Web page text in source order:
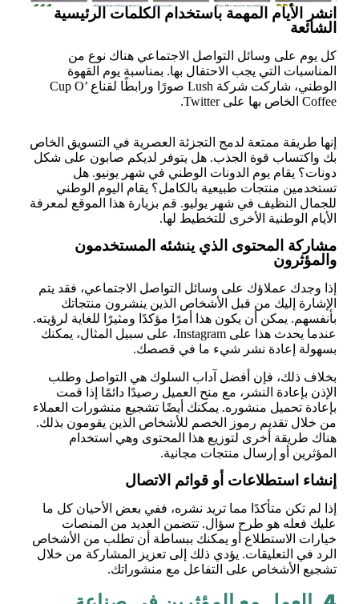
انشر الأيام المهمة باستخدام الكلمات الرئيسية
الشائعة
كل يوم على وسائل التواصل الاجتماعي هناك نوع من
المناسبات التي يجب الاحتفال بها. بمناسبة يوم القهوة
الوطني، شاركت شركة Lush صورًا ورابطًا لقناع Cup O’
Coffee الخاص بها على Twitter.
إنها طريقة ممتعة لدمج التجزئة العصرية في التسويق الخاص
بك واكتساب قوة الجذب. هل يتوفر لديكم صابون على شكل
دونات؟ يقام يوم الدونات الوطني في شهر يونيو. هل
تستخدمين منتجات طبيعية بالكامل؟ يقام اليوم الوطني
للجمال النظيف في شهر يوليو. قم بزيارة هذا الموقع لمعرفة
الأيام الوطنية الأخرى للتخطيط لها.
مشاركة المحتوى الذي ينشئه المستخدمون
والمؤثرون
إذا وجدك عملاؤك على وسائل التواصل الاجتماعي، فقد يتم
الإشارة إليك من قبل الأشخاص الذين ينشرون منتجاتك
بأنفسهم. يمكن أن يكون هذا أمرًا مؤكدًا ومثيرًا للغاية لرؤيته.
عندما يحدث هذا على Instagram، على سبيل المثال، يمكنك
بسهولة إعادة نشر شيء ما في قصصك.
بخلاف ذلك، فإن أفضل آداب السلوك هي التواصل وطلب
الإذن بإعادة النشر، مع منح العميل رصيدًا دائمًا إذا قمت
بإعادة تحميل منشوره. يمكنك أيضًا تشجيع منشورات العملاء
من خلال تقديم رموز الخصم للأشخاص الذين يقومون بذلك.
هناك طريقة أخرى لتوزيع هذا المحتوى وهي استخدام
المؤثرين أو إرسال منتجات مجانية.
إنشاء استطلاعات أو قوائم الاتصال
إذا لم تكن متأكدًا مما تريد نشره، ففي بعض الأحيان كل ما
عليك فعله هو طرح سؤال. تتضمن العديد من المنصات
خيارات الاستطلاع أو يمكنك ببساطة أن تطلب من الأشخاص
الرد في التعليقات. يؤدي ذلك إلى تعزيز المشاركة من خلال
تشجيع الأشخاص على التفاعل مع منشوراتك.